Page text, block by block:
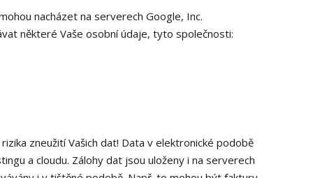
nacházet na serverech Google, Inc.
některé Vaše osobní údaje, tyto společnosti:
zneužití Vašich dat! Data v elektronické podobě
a cloudu. Zálohy dat jsou uloženy i na serverech